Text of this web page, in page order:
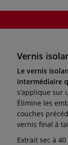
Vernis
Le vernis
intermédiaire
s’applique sur
Élimine les
couches
vernis final à
Extrait sec à